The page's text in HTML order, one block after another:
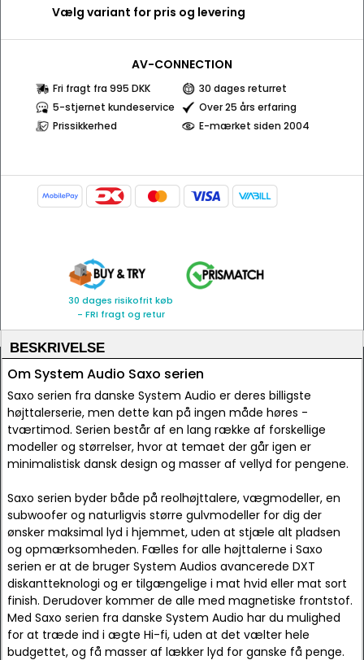
Vælg variant for pris og levering
AV-CONNECTION
Fri fragt fra 995 DKK
30 dages returret
5-stjernet kundeservice
Over 25 års erfaring
Prissikkerhed
E-mærket siden 2004
30 dages risikofrit køb
- FRI fragt og retur
BESKRIVELSE
Om System Audio Saxo serien
Saxo serien fra danske System Audio er deres billigste
højttalerserie, men dette kan på ingen måde høres -
tværtimod. Serien består af en lang række af forskellige
modeller og størrelser, hvor at temaet der går igen er
minimalistisk dansk design og masser af vellyd for pengene.
Saxo serien byder både på reolhøjttalere, vægmodeller, en
subwoofer og naturligvis større gulvmodeller for dig der
ønsker maksimal lyd i hjemmet, uden at stjæle alt pladsen
og opmærksomheden. Fælles for alle højttalerne i Saxo
serien er at de bruger System Audios avancerede DXT
diskantteknologi og er tilgængelige i mat hvid eller mat sort
finish. Derudover kommer de alle med magnetiske frontstof.
Med Saxo serien fra danske System Audio har du mulighed
for at træde ind i ægte Hi-fi, uden at det vælter hele
budgettet, og få masser af lækker lyd for ganske få penge.